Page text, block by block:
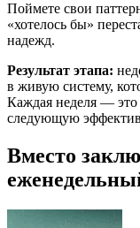
Поймете свои
«хотелось бы»
надежд.
Результат этапа:
в живую систему,
Каждая неделя — это
следующую
Вместо